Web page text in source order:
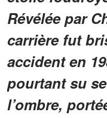
Révélée par
carrière fut
accident en
pourtant su
l’ombre,